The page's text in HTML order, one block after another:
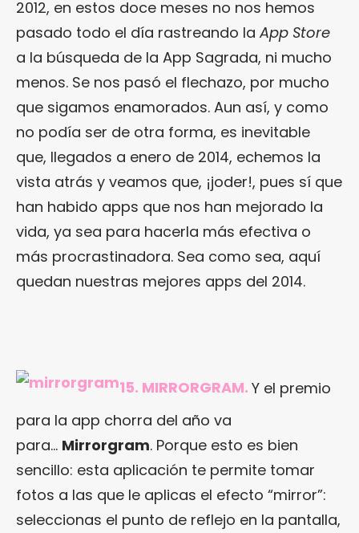
2012, en estos doce meses no nos hemos
pasado todo el día rastreando la App Store
a la búsqueda de la App Sagrada, ni mucho
menos. Se nos pasó el flechazo, por mucho
que sigamos enamorados. Aun así, y como
no podía ser de otra forma, es inevitable
que, llegados a enero de 2014, echemos la
vista atrás y veamos que, ¡joder!, pues sí que
han habido apps que nos han mejorado la
vida, ya sea para hacerla más efectiva o
más procrastinadora. Sea como sea, aquí
quedan nuestras mejores apps del 2014.
15. MIRRORGRAM. Y el premio
para la app chorra del año va
para… Mirrorgram. Porque esto es bien
sencillo: esta aplicación te permite tomar
fotos a las que le aplicas el efecto “mirror”:
seleccionas el punto de reflejo en la pantalla,